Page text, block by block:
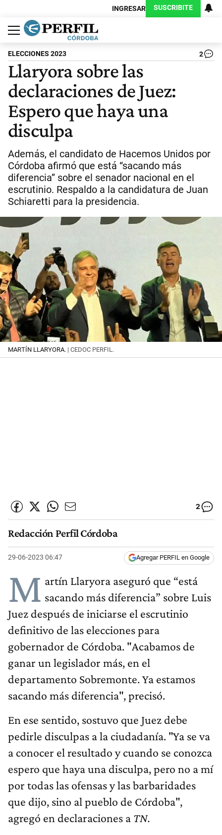
INGRESAR SUSCRIBITE
Política
Economía
Judiciales
Sociedad
Cultura
Espectáculos
Deportes
Protagonistas
ELECCIONES 2023 2
Llaryora sobre las
declaraciones de Juez:
Espero que haya una
disculpa
Además, el candidato de Hacemos Unidos por
Córdoba afirmó que está “sacando más
diferencia” sobre el senador nacional en el
escrutinio. Respaldo a la candidatura de Juan
Schiaretti para la presidencia.
MARTÍN LLARYORA. | CEDOC PERFIL.
2
Redacción Perfil Córdoba
29-06-2023 06:47 Agregar PERFIL en Google
M artín Llaryora aseguró que “está
sacando más diferencia” sobre Luis
Juez después de iniciarse el escrutinio
definitivo de las elecciones para
gobernador de Córdoba. "Acabamos de
ganar un legislador más, en el
departamento Sobremonte. Ya estamos
sacando más diferencia", precisó.
En ese sentido, sostuvo que Juez debe
pedirle disculpas a la ciudadanía. "Ya se va
a conocer el resultado y cuando se conozca
espero que haya una disculpa, pero no a mí
por todas las ofensas y las barbaridades
que dijo, sino al pueblo de Córdoba",
agregó en declaraciones a TN.